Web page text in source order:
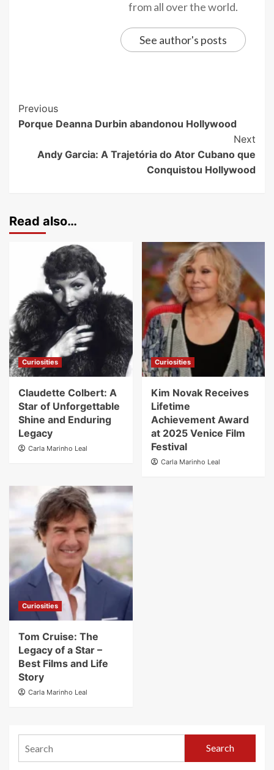
from all over the world.
See author's posts
Previous
Porque Deanna Durbin abandonou Hollywood
Next
Andy Garcia: A Trajetória do Ator Cubano que
Conquistou Hollywood
Read also…
Curiosities
Claudette Colbert: A
Star of Unforgettable
Shine and Enduring
Legacy
Carla Marinho Leal
Curiosities
Kim Novak Receives
Lifetime
Achievement Award
at 2025 Venice Film
Festival
Carla Marinho Leal
Curiosities
Tom Cruise: The
Legacy of a Star –
Best Films and Life
Story
Carla Marinho Leal
Search